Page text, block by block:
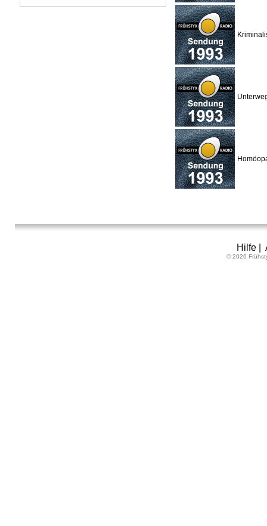
Hilfe|
© 2026